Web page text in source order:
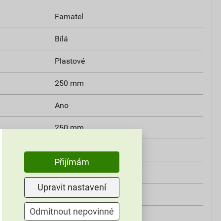
Famatel
Bílá
Plastové
250 mm
Ano
250 mm
Čtverec
250 mm
Montážní kryt
Přijímám
Upravit nastavení
Odmítnout nepovinné